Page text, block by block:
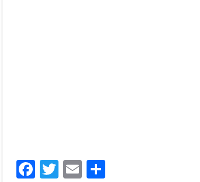
Facebook
Twitter
Email